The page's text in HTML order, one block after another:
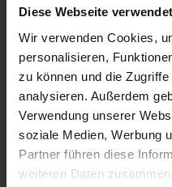
Diese Webseite
Wir verwenden Cookies,
personalisieren,
zu können und die
analysieren. Außerdem
Verwendung unserer
soziale Medien, Werbung
Partner führen diese
weiteren Daten
Comfort
luxe
Max: 4 people
Bathtub/shower
Television